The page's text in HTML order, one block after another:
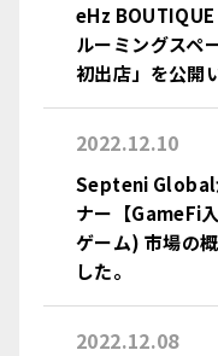
eHz
ルーミングスペ
初出店」を公開
2022.12.10
Septeni Global
ナー【GameFi
ゲーム) 市場の
した。
2022.12.08